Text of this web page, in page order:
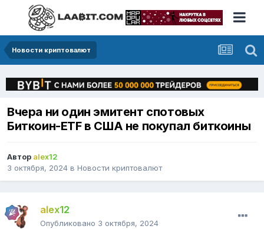
Новости криптовалют
Вчера ни один эмитент спотовых
Биткоин-ETF в США не покупал биткоины
Автор alex12
3 октября, 2024 в Новости криптовалют
alex12
Опубликовано 3 октября, 2024